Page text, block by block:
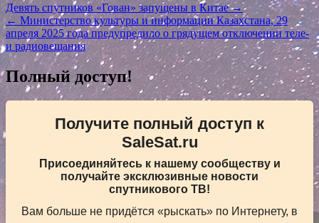
Навигация
по
записям
Девять спутников «Гован» запущены в Китае →
← Министерство культуры и информации Казахстана, 29
апреля 2025 года предупредило о грядущем отключении теле-
и радиовещания
Полный доступ!
Получите полный доступ к
SaleSat.ru
Присоединяйтесь к нашему сообществу и
получайте эксклюзивные новости
спутникового ТВ!
Вам больше не придётся «рыскать» по Интернету, в